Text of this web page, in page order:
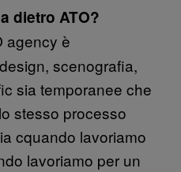
dietro ATO?
agency è
scenografia,
sia temporanee che
stesso processo
cquando lavoriamo
lavoriamo per un